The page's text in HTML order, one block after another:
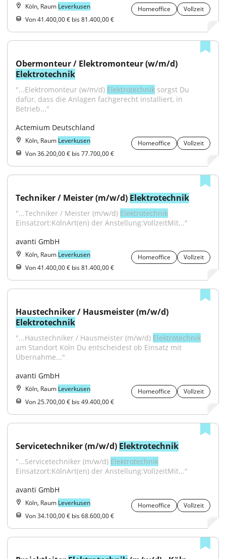
Köln, Raum Leverkusen Homeoffice
Vollzeit
Von 41.400,00 € bis 81.400,00 €
Elektrotechnik
"...Elektromonteur (w/m/d) Elektrotechnik sorgst Du
dafür, dass die Anlagen fachgerecht installiert, in
Betrieb..."
Actemium Deutschland
Köln, Raum Leverkusen Homeoffice
Vollzeit
Von 36.200,00 € bis 77.700,00 €
Techniker / Meister (m/w/d) Elektrotechnik
"...Techniker / Meister (m/w/d) Elektrotechnik
Einsatzort:KölnArt(en) der Anstellung:VollzeitMit..."
avanti GmbH
Köln, Raum Leverkusen Homeoffice
Vollzeit
Von 41.400,00 € bis 81.400,00 €
Elektrotechnik
"...Haustechniker / Hausmeister (m/w/d) Elektrotechnik
am Standort Köln Du entscheidest ob Einsatz mit
Übernahme..."
avanti GmbH
Köln, Raum Leverkusen Homeoffice
Vollzeit
Von 25.700,00 € bis 49.400,00 €
Servicetechniker (m/w/d) Elektrotechnik
"...Servicetechniker (m/w/d) Elektrotechnik
Einsatzort:KölnArt(en) der Anstellung:VollzeitMit..."
avanti GmbH
Köln, Raum Leverkusen Homeoffice
Vollzeit
Von 34.100,00 € bis 68.600,00 €